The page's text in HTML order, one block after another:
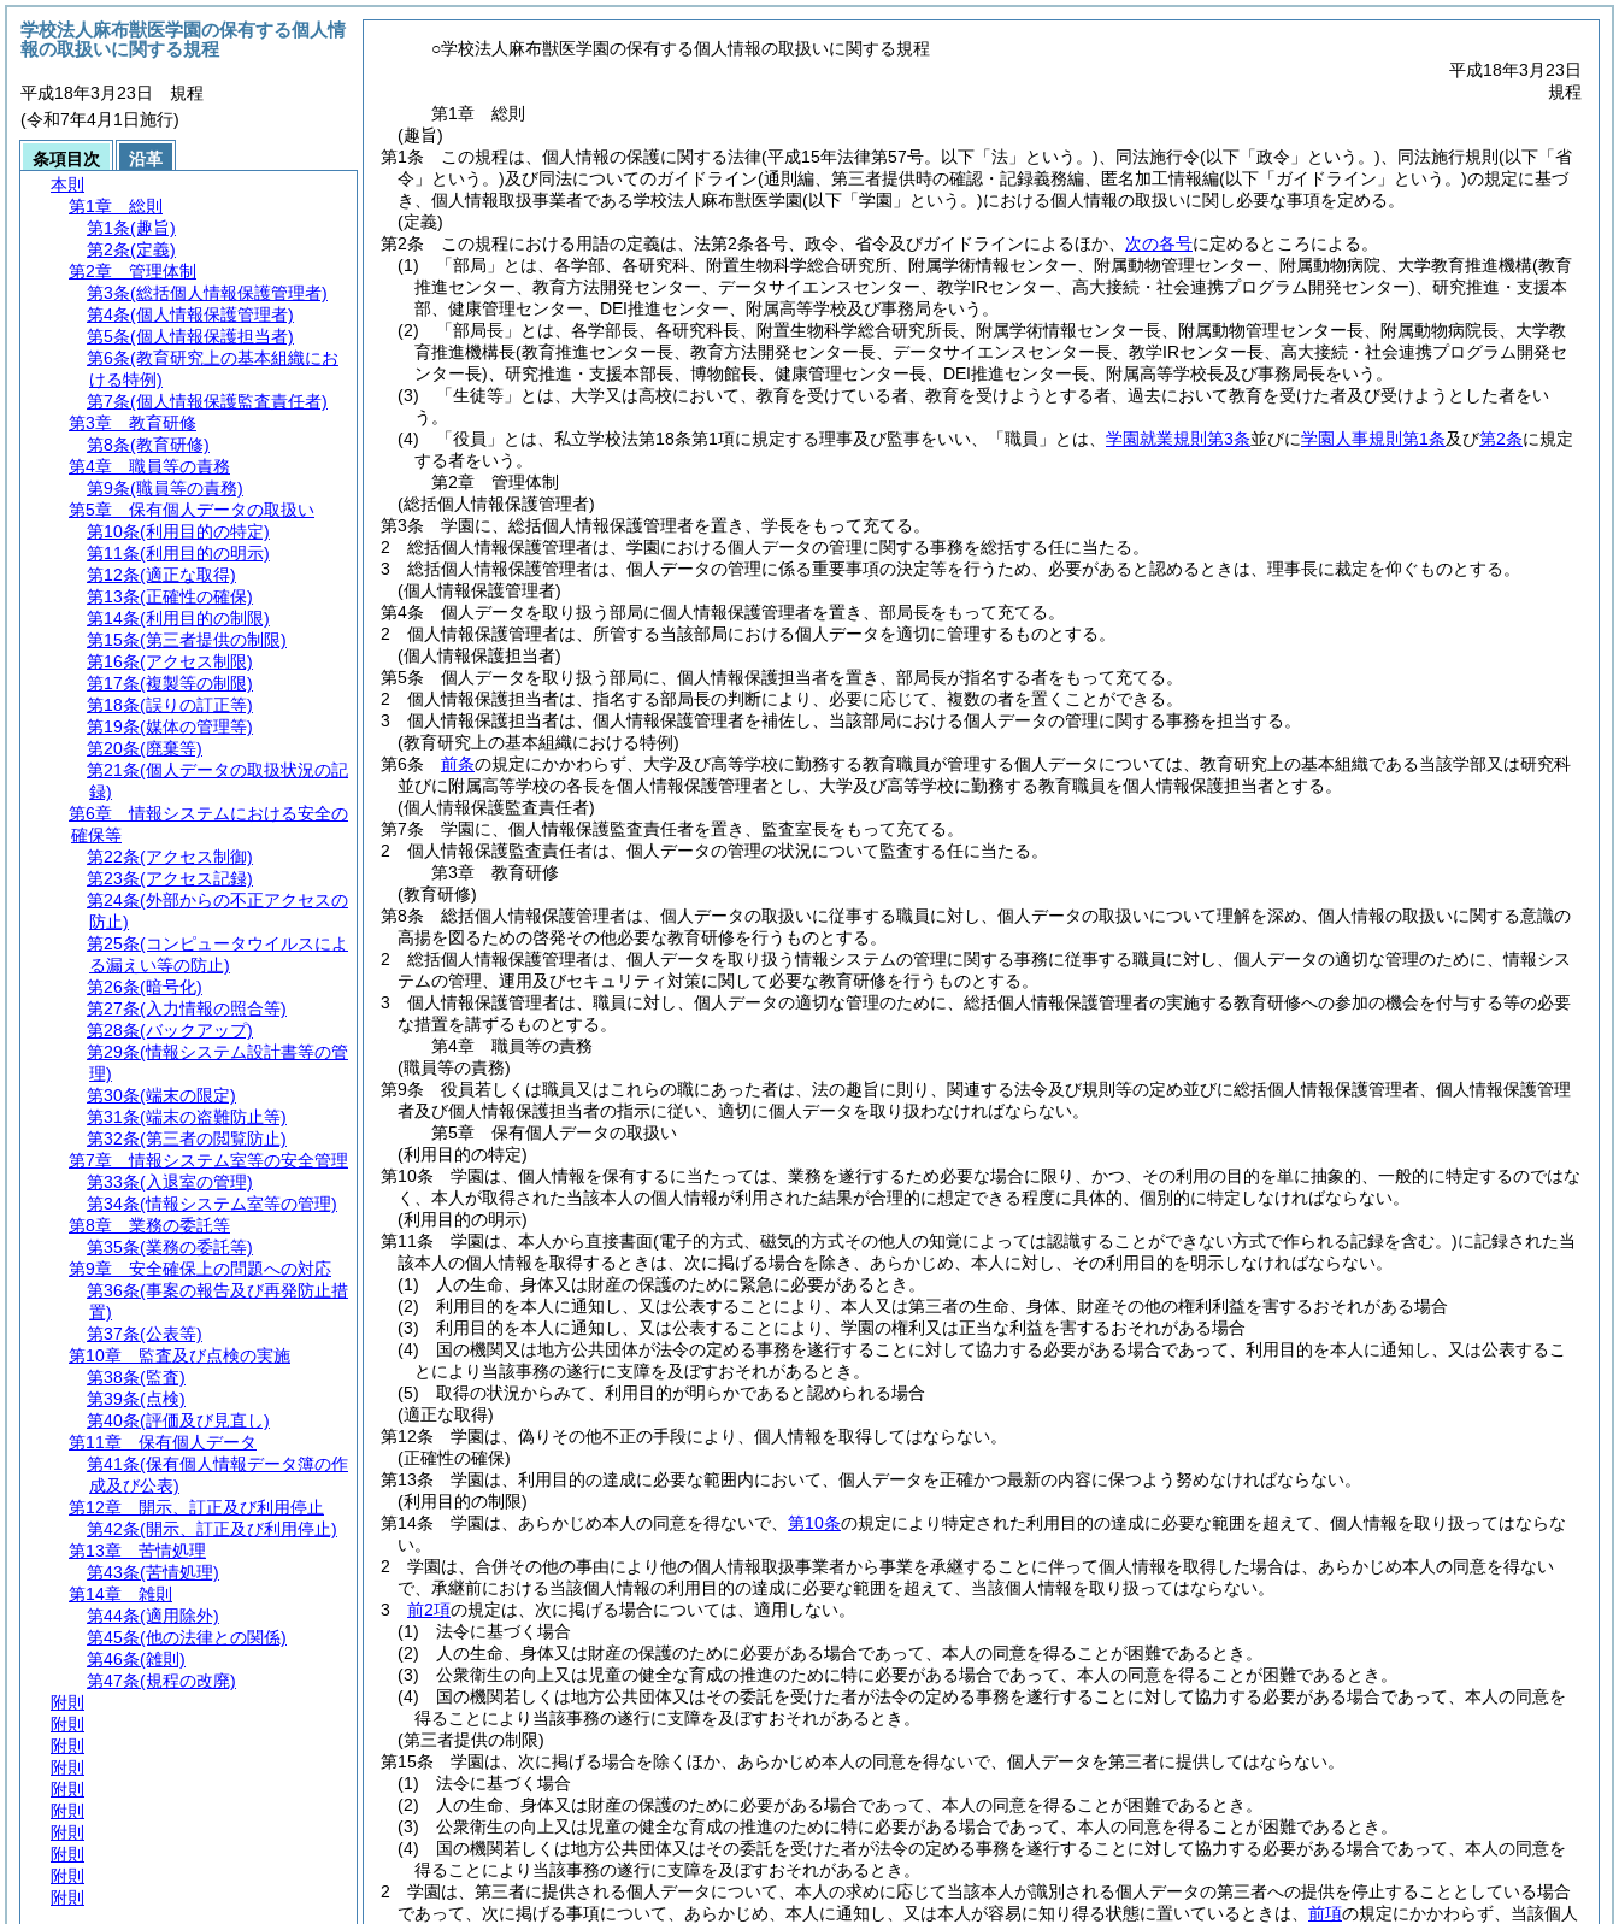
○学校法人麻布獣医学園の保有する個人情報の取扱いに関する規程
平成18年3月23日
規程
第1章
総則
(趣旨)
第1条
この規程は、個人情報の保護に関する法律(平成15年法律第57号。以下「法」という。) 、同法施行令(以下「政令」という。) 、同法施行規則 (以下「省
令」という。)及び同法についてのガイドライン(通則編、第三者提供時の確認・記録義務編、匿名加工情報編(以下「ガイドライン」という。)の規定に基づ
き、個人情報取扱事業者である学校法人麻布獣医学園(以下「学園」という。)における個人情報の取扱いに関し必要な事項を定める。
(定義)
第2条
この規程における用語の定義は、法第2条各号、政令、省令及びガイドラインによるほか、 次の各号に定めるところによる。
(1)
「部局」とは、各学部、各研究科、附置生物科学総合研究所、附属学術情報センター、附属動物管理センター、附属動物病院、大学教育推進機構(教育
推進センター、教育方法開発センター、データサイエンスセンター、教学IRセンター、高大接続・社会連携プログラム開発センター) 、研究推進・支援本
部、健康管理センター、DEI推進センター、附属高等学校及び事務局をいう。
(2)
「部局長」とは、各学部長、各研究科長、附置生物科学総合研究所長、附属学術情報センター長、附属動物管理センター長、附属動物病院長、大学教
育推進機構長(教育推進センター長、教育方法開発センター長、データサイエンスセンター長、教学IRセンター長、高大接続・社会連携プログラム開発セ
ンター長) 、研究推進・支援本部長、博物館長、健康管理センター長、DEI推進センター長、附属高等学校長及び事務局長をいう。
(3)
「生徒等」とは、大学又は高校において、教育を受けている者、教育を受けようとする者、過去において教育を受けた者及び受けようとした者をい
う。
(4)
「役員」とは、私立学校法第18条第1項に規定する理事及び監事をいい、「職員」とは、 学園就業規則第3条並びに学園人事規則第1条及び第2条に規定
する者をいう。
第2章
管理体制
(総括個人情報保護管理者)
第3条
学園に、総括個人情報保護管理者を置き、学長をもって充てる。
2
総括個人情報保護管理者は、学園における個人データの管理に関する事務を総括する任に当たる。
3
総括個人情報保護管理者は、個人データの管理に係る重要事項の決定等を行うため、必要があると認めるときは、理事長に裁定を仰ぐものとする。
(個人情報保護管理者)
第4条
個人データを取り扱う部局に個人情報保護管理者を置き、部局長をもって充てる。
2
個人情報保護管理者は、所管する当該部局における個人データを適切に管理するものとする。
(個人情報保護担当者)
第5条
個人データを取り扱う部局に、個人情報保護担当者を置き、部局長が指名する者をもって充てる。
2
個人情報保護担当者は、指名する部局長の判断により、必要に応じて、複数の者を置くことができる。
3
個人情報保護担当者は、個人情報保護管理者を補佐し、当該部局における個人データの管理に関する事務を担当する。
(教育研究上の基本組織における特例)
第6条
前条の規定にかかわらず、大学及び高等学校に勤務する教育職員が管理する個人データについては、教育研究上の基本組織である当該学部又は研究科
並びに附属高等学校の各長を個人情報保護管理者とし、大学及び高等学校に勤務する教育職員を個人情報保護担当者とする。
(個人情報保護監査責任者)
第7条
学園に、個人情報保護監査責任者を置き、監査室長をもって充てる。
2
個人情報保護監査責任者は、個人データの管理の状況について監査する任に当たる。
第3章
教育研修
(教育研修)
第8条
総括個人情報保護管理者は、個人データの取扱いに従事する職員に対し、個人データの取扱いについて理解を深め、個人情報の取扱いに関する意識の
高揚を図るための啓発その他必要な教育研修を行うものとする。
2
総括個人情報保護管理者は、個人データを取り扱う情報システムの管理に関する事務に従事する職員に対し、個人データの適切な管理のために、情報シス
テムの管理、運用及びセキュリティ対策に関して必要な教育研修を行うものとする。
3
個人情報保護管理者は、職員に対し、個人データの適切な管理のために、総括個人情報保護管理者の実施する教育研修への参加の機会を付与する等の必要
な措置を講ずるものとする。
第4章
職員等の責務
(職員等の責務)
第9条
役員若しくは職員又はこれらの職にあった者は、法の趣旨に則り、関連する法令及び規則等の定め並びに総括個人情報保護管理者、個人情報保護管理
者及び個人情報保護担当者の指示に従い、適切に個人データを取り扱わなければならない。
第5章
保有個人データの取扱い
(利用目的の特定)
第10条
学園は、個人情報を保有するに当たっては、業務を遂行するため必要な場合に限り、かつ、その利用の目的を単に抽象的、一般的に特定するのではな
く、本人が取得された当該本人の個人情報が利用された結果が合理的に想定できる程度に具体的、個別的に特定しなければならない。
(利用目的の明示)
第11条
学園は、本人から直接書面(電子的方式、磁気的方式その他人の知覚によっては認識することができない方式で作られる記録を含む。)に記録された当
該本人の個人情報を取得するときは、次に掲げる場合を除き、あらかじめ、本人に対し、その利用目的を明示しなければならない。
(1)
人の生命、身体又は財産の保護のために緊急に必要があるとき。
(2)
利用目的を本人に通知し、又は公表することにより、本人又は第三者の生命、身体、財産その他の権利利益を害するおそれがある場合
(3)
利用目的を本人に通知し、又は公表することにより、学園の権利又は正当な利益を害するおそれがある場合
(4)
国の機関又は地方公共団体が法令の定める事務を遂行することに対して協力する必要がある場合であって、利用目的を本人に通知し、又は公表するこ
とにより当該事務の遂行に支障を及ぼすおそれがあるとき。
(5)
取得の状況からみて、利用目的が明らかであると認められる場合
(適正な取得)
第12条
学園は、偽りその他不正の手段により、個人情報を取得してはならない。
(正確性の確保)
第13条
学園は、利用目的の達成に必要な範囲内において、個人データを正確かつ最新の内容に保つよう努めなければならない。
(利用目的の制限)
第14条
学園は、あらかじめ本人の同意を得ないで、 第10条の規定により特定された利用目的の達成に必要な範囲を超えて、個人情報を取り扱ってはならな
い。
2
学園は、合併その他の事由により他の個人情報取扱事業者から事業を承継することに伴って個人情報を取得した場合は、あらかじめ本人の同意を得ない
で、承継前における当該個人情報の利用目的の達成に必要な範囲を超えて、当該個人情報を取り扱ってはならない。
3
前2項の規定は、次に掲げる場合については、適用しない。
(1)
法令に基づく場合
(2)
人の生命、身体又は財産の保護のために必要がある場合であって、本人の同意を得ることが困難であるとき。
(3)
公衆衛生の向上又は児童の健全な育成の推進のために特に必要がある場合であって、本人の同意を得ることが困難であるとき。
(4)
国の機関若しくは地方公共団体又はその委託を受けた者が法令の定める事務を遂行することに対して協力する必要がある場合であって、本人の同意を
得ることにより当該事務の遂行に支障を及ぼすおそれがあるとき。
(第三者提供の制限)
第15条
学園は、次に掲げる場合を除くほか、あらかじめ本人の同意を得ないで、個人データを第三者に提供してはならない。
(1)
法令に基づく場合
(2)
人の生命、身体又は財産の保護のために必要がある場合であって、本人の同意を得ることが困難であるとき。
(3)
公衆衛生の向上又は児童の健全な育成の推進のために特に必要がある場合であって、本人の同意を得ることが困難であるとき。
(4)
国の機関若しくは地方公共団体又はその委託を受けた者が法令の定める事務を遂行することに対して協力する必要がある場合であって、本人の同意を
得ることにより当該事務の遂行に支障を及ぼすおそれがあるとき。
2
学園は、第三者に提供される個人データについて、本人の求めに応じて当該本人が識別される個人データの第三者への提供を停止することとしている場合
であって、次に掲げる事項について、あらかじめ、本人に通知し、又は本人が容易に知り得る状態に置いているときは、 前項の規定にかかわらず、当該個人
学校法人麻布獣医学園の保有する個人情
報の取扱いに関する規程
平成18年3月23日 規程
(令和7年4月1日施行)
条項目次
沿革
本則
第1章
総則
第1条(趣旨)
第2条(定義)
第2章
管理体制
第3条(総括個人情報保護管理者)
第4条(個人情報保護管理者)
第5条(個人情報保護担当者)
第6条(教育研究上の基本組織にお
ける特例)
第7条(個人情報保護監査責任者)
第3章
教育研修
第8条(教育研修)
第4章
職員等の責務
第9条(職員等の責務)
第5章
保有個人データの取扱い
第10条(利用目的の特定)
第11条(利用目的の明示)
第12条(適正な取得)
第13条(正確性の確保)
第14条(利用目的の制限)
第15条(第三者提供の制限)
第16条(アクセス制限)
第17条(複製等の制限)
第18条(誤りの訂正等)
第19条(媒体の管理等)
第20条(廃棄等)
第21条(個人データの取扱状況の記
録)
第6章
情報システムにおける安全の
確保等
第22条(アクセス制御)
第23条(アクセス記録)
第24条(外部からの不正アクセスの
防止)
第25条(コンピュータウイルスによ
る漏えい等の防止)
第26条(暗号化)
第27条(入力情報の照合等)
第28条(バックアップ)
第29条(情報システム設計書等の管
理)
第30条(端末の限定)
第31条(端末の盗難防止等)
第32条(第三者の閲覧防止)
第7章
情報システム室等の安全管理
第33条(入退室の管理)
第34条(情報システム室等の管理)
第8章
業務の委託等
第35条(業務の委託等)
第9章
安全確保上の問題への対応
第36条(事案の報告及び再発防止措
置)
第37条(公表等)
第10章
監査及び点検の実施
第38条(監査)
第39条(点検)
第40条(評価及び見直し)
第11章
保有個人データ
第41条(保有個人情報データ簿の作
成及び公表)
第12章
開示、訂正及び利用停止
第42条(開示、訂正及び利用停止)
第13章
苦情処理
第43条(苦情処理)
第14章
雑則
第44条(適用除外)
第45条(他の法律との関係)
第46条(雑則)
第47条(規程の改廃)
附則
附則
附則
附則
附則
附則
附則
附則
附則
附則